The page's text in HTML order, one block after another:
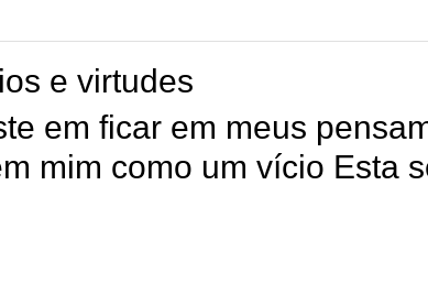
e virtudes
em ficar em meus
mim como um vício Esta